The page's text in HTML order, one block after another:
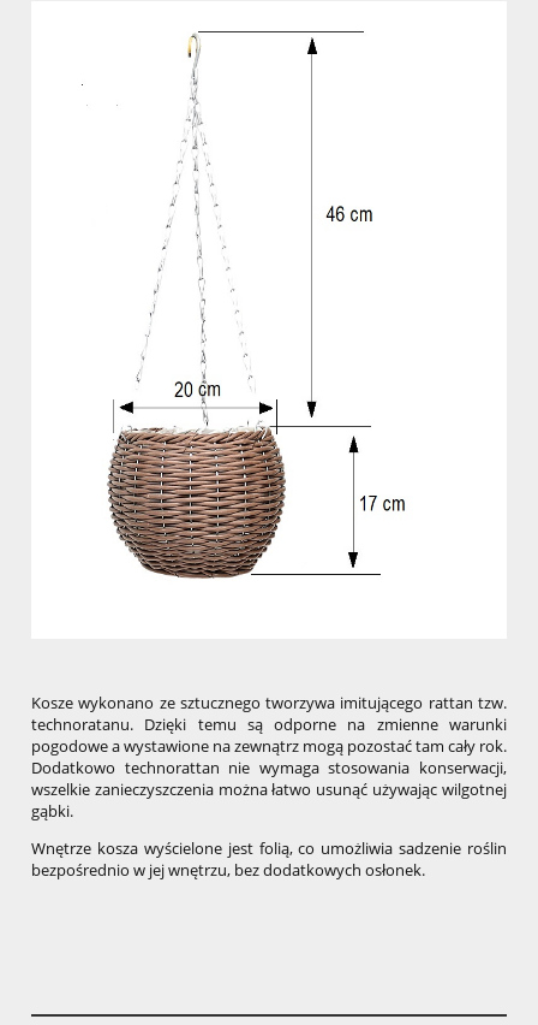
Kosze wykonano ze sztucznego tworzywa imitującego rattan tzw.
technoratanu. Dzięki temu są odporne na zmienne warunki
pogodowe a wystawione na zewnątrz mogą pozostać tam cały rok.
Dodatkowo technorattan nie wymaga stosowania konserwacji,
wszelkie zanieczyszczenia można łatwo usunąć używając wilgotnej
gąbki.
Wnętrze kosza wyścielone jest folią, co umożliwia sadzenie roślin
bezpośrednio w jej wnętrzu, bez dodatkowych osłonek.